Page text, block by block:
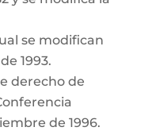
se modifican
1993.
derecho de
de 1996.